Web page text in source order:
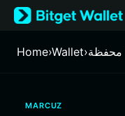
English
日本語
Русский
Italiano
Home›Wallet›
MARCUZ